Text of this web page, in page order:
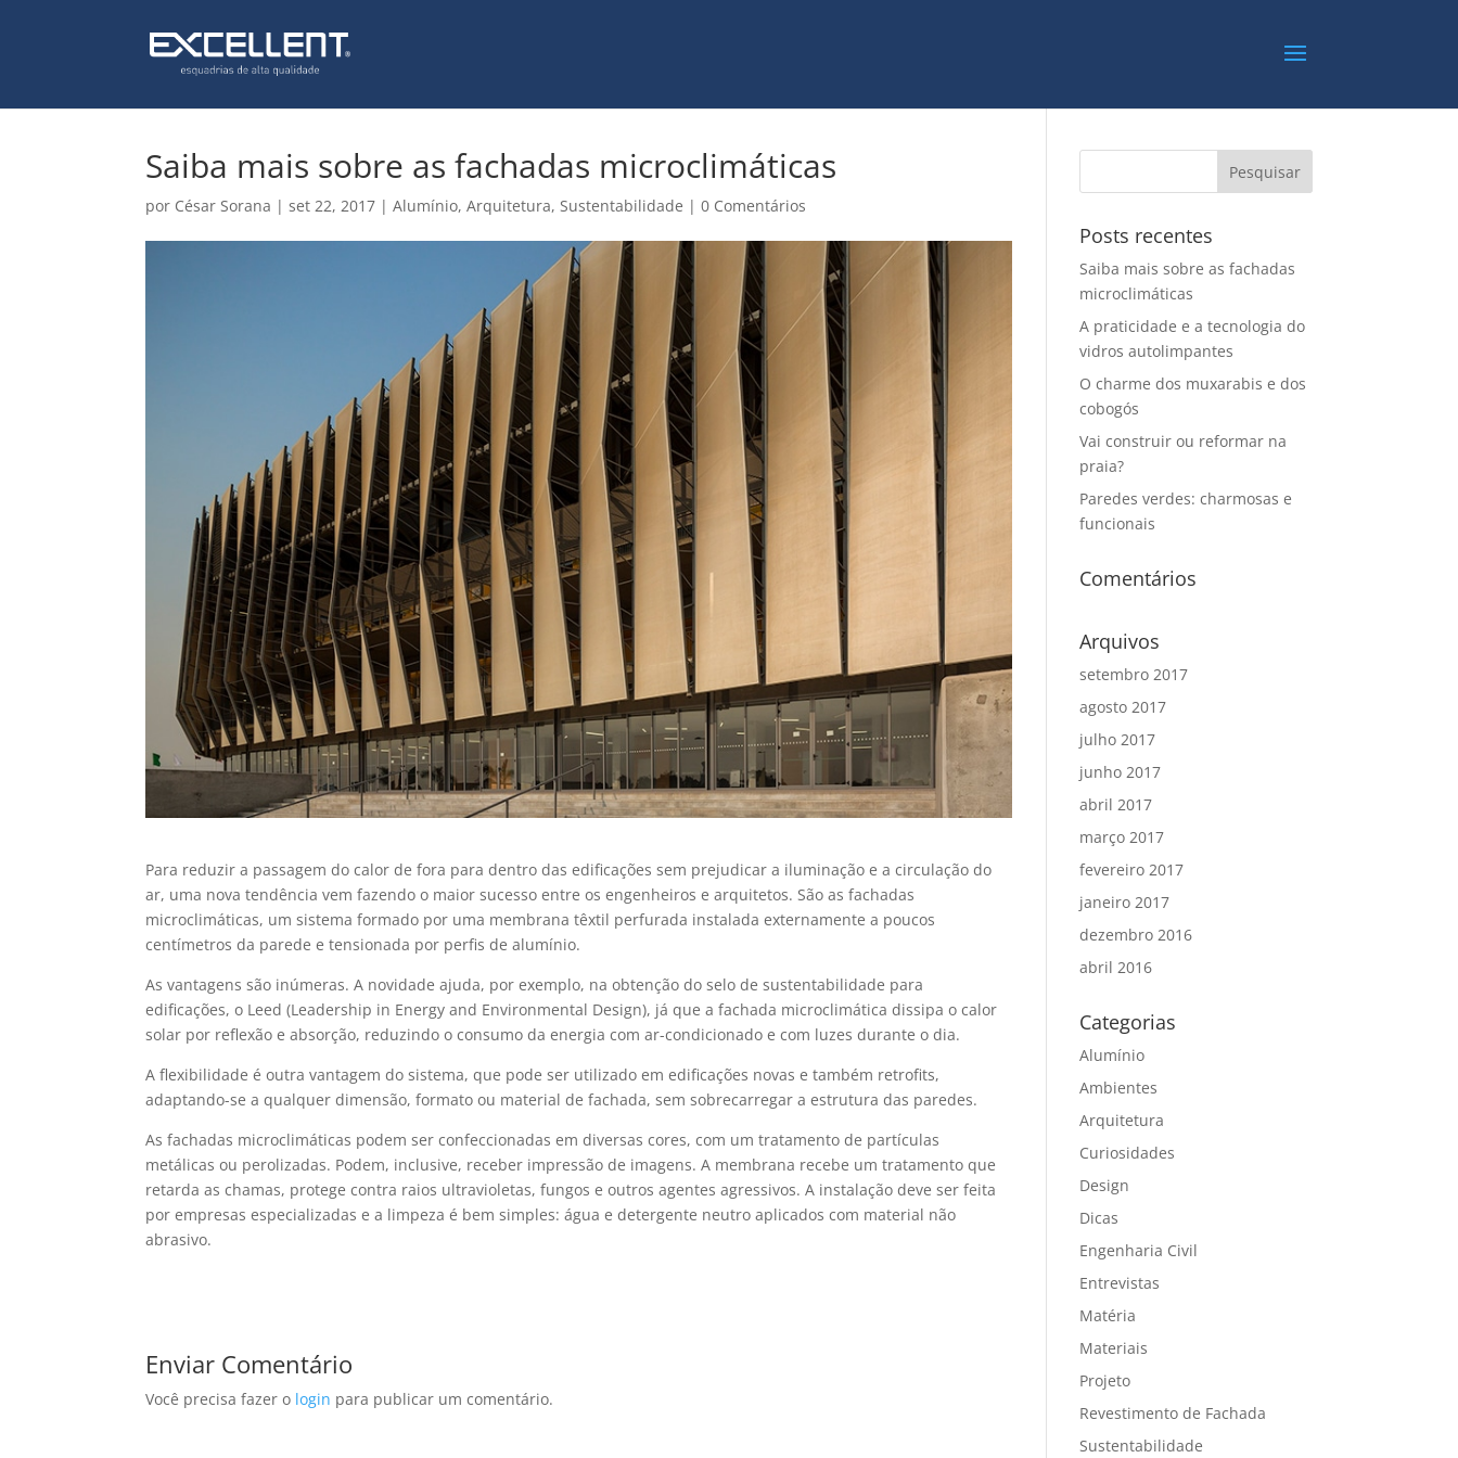
Saiba mais sobre as fachadas microclimáticas
por César Sorana |set 22, 2017 |Alumínio,Arquitetura,Sustentabilidade |0 Comentários
Para reduzir a passagem do calor de fora para dentro das edificações sem prejudicar a iluminação e a circulação do
ar, uma nova tendência vem fazendo o maior sucesso entre os engenheiros e arquitetos. São as fachadas
microclimáticas, um sistema formado por uma membrana têxtil perfurada instalada externamente a poucos
centímetros da parede e tensionada por perfis de alumínio.
As vantagens são inúmeras. A novidade ajuda, por exemplo, na obtenção do selo de sustentabilidade para
edificações, o Leed (Leadership in Energy and Environmental Design), já que a fachada microclimática dissipa o calor
solar por reflexão e absorção, reduzindo o consumo da energia com ar-condicionado e com luzes durante o dia.
A flexibilidade é outra vantagem do sistema, que pode ser utilizado em edificações novas e também retrofits,
adaptando-se a qualquer dimensão, formato ou material de fachada, sem sobrecarregar a estrutura das paredes.
As fachadas microclimáticas podem ser confeccionadas em diversas cores, com um tratamento de partículas
metálicas ou perolizadas. Podem, inclusive, receber impressão de imagens. A membrana recebe um tratamento que
retarda as chamas, protege contra raios ultravioletas, fungos e outros agentes agressivos. A instalação deve ser feita
por empresas especializadas e a limpeza é bem simples: água e detergente neutro aplicados com material não
abrasivo.
Enviar Comentário
Você precisa fazer o login para publicar um comentário.
Posts recentes
Saiba mais sobre as fachadas
microclimáticas
A praticidade e a tecnologia do
vidros autolimpantes
O charme dos muxarabis e dos
cobogós
Vai construir ou reformar na
praia?
Paredes verdes: charmosas e
funcionais
Comentários
Arquivos
setembro 2017
agosto 2017
julho 2017
junho 2017
abril 2017
março 2017
fevereiro 2017
janeiro 2017
dezembro 2016
abril 2016
Categorias
Alumínio
Ambientes
Arquitetura
Curiosidades
Design
Dicas
Engenharia Civil
Entrevistas
Matéria
Materiais
Projeto
Revestimento de Fachada
Sustentabilidade